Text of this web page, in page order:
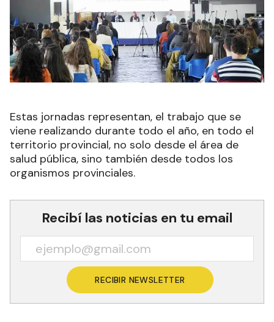
Estas jornadas representan, el trabajo que se
viene realizando durante todo el año, en todo el
territorio provincial, no solo desde el área de
salud pública, sino también desde todos los
organismos provinciales.
Recibí las noticias en tu email
RECIBIR NEWSLETTER